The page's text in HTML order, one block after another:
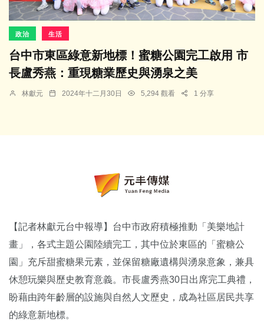
政治 生活
台中市東區綠意新地標！蜜糖公園完工啟用 市
長盧秀燕：重現糖業歷史與湧泉之美
林獻元 2024年十二月30日 5,294 觀看 1 分享
【記者林獻元台中報導】台中市政府積極推動「美樂地計
畫」，各式主題公園陸續完工，其中位於東區的「蜜糖公
園」充斥甜蜜糖果元素，並保留糖廠遺構與湧泉意象，兼具
休憩玩樂與歷史教育意義。市長盧秀燕30日出席完工典禮，
盼藉由跨年齡層的設施與自然人文歷史，成為社區居民共享
的綠意新地標。